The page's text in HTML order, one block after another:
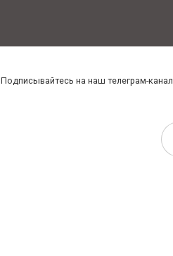
Подписывайтесь на наш телеграм-канал